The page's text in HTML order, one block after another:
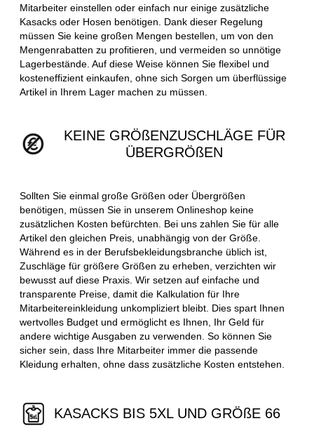
Mitarbeiter einstellen oder einfach nur einige zusätzliche
Kasacks oder Hosen benötigen. Dank dieser Regelung
müssen Sie keine großen Mengen bestellen, um von den
Mengenrabatten zu profitieren, und vermeiden so unnötige
Lagerbestände. Auf diese Weise können Sie flexibel und
kosteneffizient einkaufen, ohne sich Sorgen um überflüssige
Artikel in Ihrem Lager machen zu müssen.
KEINE GRÖßENZUSCHLÄGE FÜR
ÜBERGRÖßEN
Sollten Sie einmal große Größen oder Übergrößen
benötigen, müssen Sie in unserem Onlineshop keine
zusätzlichen Kosten befürchten. Bei uns zahlen Sie für alle
Artikel den gleichen Preis, unabhängig von der Größe.
Während es in der Berufsbekleidungsbranche üblich ist,
Zuschläge für größere Größen zu erheben, verzichten wir
bewusst auf diese Praxis. Wir setzen auf einfache und
transparente Preise, damit die Kalkulation für Ihre
Mitarbeitereinkleidung unkompliziert bleibt. Dies spart Ihnen
wertvolles Budget und ermöglicht es Ihnen, Ihr Geld für
andere wichtige Ausgaben zu verwenden. So können Sie
sicher sein, dass Ihre Mitarbeiter immer die passende
Kleidung erhalten, ohne dass zusätzliche Kosten entstehen.
KASACKS BIS 5XL UND GRÖßE 66